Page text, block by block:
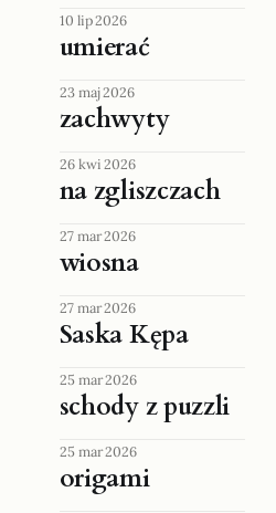
10 lip 2026
umierać
23 maj 2026
zachwyty
26 kwi 2026
na zgliszczach
27 mar 2026
wiosna
27 mar 2026
Saska Kępa
25 mar 2026
schody z puzzli
25 mar 2026
origami